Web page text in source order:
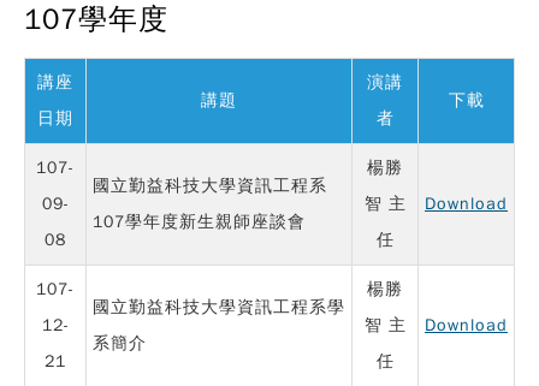
107學年度
講座
日期
講題
演講
者
下載
107-
09-
08
國立勤益科技大學資訊工程系
107學年度新生親師座談會
楊勝
智 主
任
Download
107-
12-
21
國立勤益科技大學資訊工程系學
系簡介
楊勝
智 主
任
Download